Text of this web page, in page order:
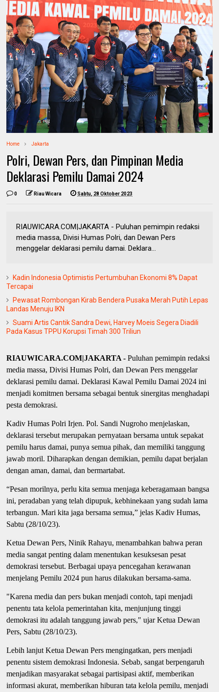
Home Jakarta
Polri, Dewan Pers, dan Pimpinan Media
Deklarasi Pemilu Damai 2024
0 Riau Wicara Sabtu, 28 Oktober 2023
RIAUWICARA.COM|JAKARTA - Puluhan pemimpin redaksi
media massa, Divisi Humas Polri, dan Dewan Pers
menggelar deklarasi pemilu damai. Deklara...
Kadin Indonesia Optimistis Pertumbuhan Ekonomi 8% Dapat
Tercapai
Pewasat Rombongan Kirab Bendera Pusaka Merah Putih Lepas
Landas Menuju IKN
Suami Artis Cantik Sandra Dewi, Harvey Moeis Segera Diadili
Pada Kasus TPPU Korupsi Timah 300 Triliun
RIAUWICARA.COM|JAKARTA - Puluhan pemimpin redaksi
media massa, Divisi Humas Polri, dan Dewan Pers menggelar
deklarasi pemilu damai. Deklarasi Kawal Pemilu Damai 2024 ini
menjadi komitmen bersama sebagai bentuk sinergitas menghadapi
pesta demokrasi.
Kadiv Humas Polri Irjen. Pol. Sandi Nugroho menjelaskan,
deklarasi tersebut merupakan pernyataan bersama untuk sepakat
pemilu harus damai, punya semua pihak, dan memiliki tanggung
jawab moril. Diharapkan dengan demikian, pemilu dapat berjalan
dengan aman, damai, dan bermartabat.
“Pesan morilnya, perlu kita semua menjaga keberagamaan bangsa
ini, peradaban yang telah dipupuk, kebhinekaan yang sudah lama
terbangun. Mari kita jaga bersama semua,” jelas Kadiv Humas,
Sabtu (28/10/23).
Ketua Dewan Pers, Ninik Rahayu, menambahkan bahwa peran
media sangat penting dalam menentukan kesuksesan pesat
demokrasi tersebut. Berbagai upaya pencegahan kerawanan
menjelang Pemilu 2024 pun harus dilakukan bersama-sama.
"Karena media dan pers bukan menjadi contoh, tapi menjadi
penentu tata kelola pemerintahan kita, menjunjung tinggi
demokrasi itu adalah tanggung jawab pers," ujar Ketua Dewan
Pers, Sabtu (28/10/23).
Lebih lanjut Ketua Dewan Pers mengingatkan, pers menjadi
penentu sistem demokrasi Indonesia. Sebab, sangat berpengaruh
menjadikan masyarakat sebagai partisipasi aktif, memberikan
informasi akurat, memberikan hiburan tata kelola pemilu, menjadi